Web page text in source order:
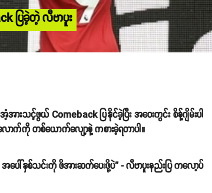
ပြခဲ့တဲ့ လီဗာပူး
သင့်ဖွယ် Comeback ပြနိုင်ခဲ့ပြီး အဝေးကွင်း စိန့်ဂျိမ်းပါ
ောက်ကို တစ်ယောက်လျော့နဲ့ ကစားခဲ့ရတာပါ။
ေါ်နှစ်သင်းကို ဖိအားဆက်ပေးဖို့ပဲ” - လီဗာပူးနည်းပြ ကလော့ပ်